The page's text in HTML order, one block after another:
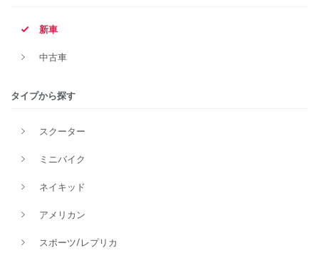
新車
中古車
タイプから探す
スクーター
ミニバイク
ネイキッド
アメリカン
スポーツ/レプリカ
価格